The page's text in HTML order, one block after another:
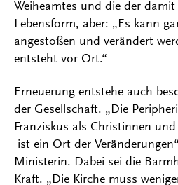
Weiheamtes und die der damit
Lebensform, aber: „Es kann
angestoßen und verändert
entsteht vor Ort.“
Erneuerung entstehe auch
der Gesellschaft. „Die
Franziskus als Christinnen
ist ein Ort der
Ministerin. Dabei sei die
Kraft. „Die Kirche muss